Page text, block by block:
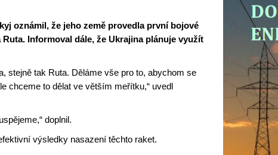
oznámil, že jeho země provedla první bojové
Informoval dále, že Ukrajina plánuje využít
stejně tak Ruta. Děláme vše pro to, abychom se
chceme to dělat ve větším meřítku,“ uvedl
doplnil.
výsledky nasazení těchto raket.